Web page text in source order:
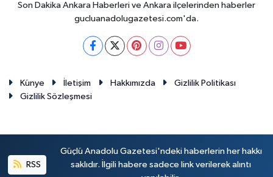
Son Dakika Ankara Haberleri ve Ankara ilçelerinden haberler
gucluanadolugazetesi.com'da.
Künye İletişim Hakkımızda
Gizlilik Politikası
Gizlilik Sözleşmesi
RSS
Güçlü Anadolu Gazetesi'ndeki haberlerin her hakkı
saklıdır. İlgili habere sadece link verilerek alıntı